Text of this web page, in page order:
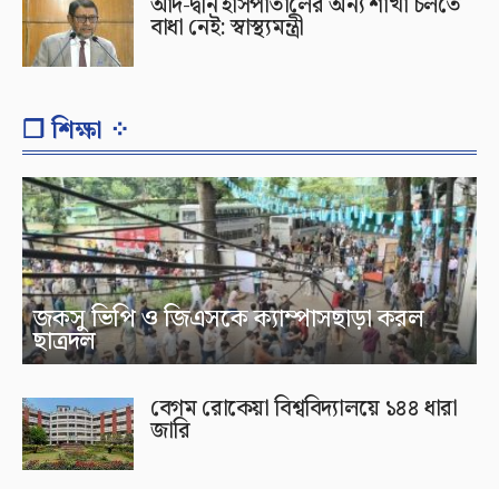
বাধা নেই: স্বাস্থ্যমন্ত্রী
❐ শিক্ষা ⁘
জকসু ভিপি ও জিএসকে ক্যাম্পাসছাড়া করল
ছাত্রদল
বেগম রোকেয়া বিশ্ববিদ্যালয়ে ১৪৪ ধারা
জারি